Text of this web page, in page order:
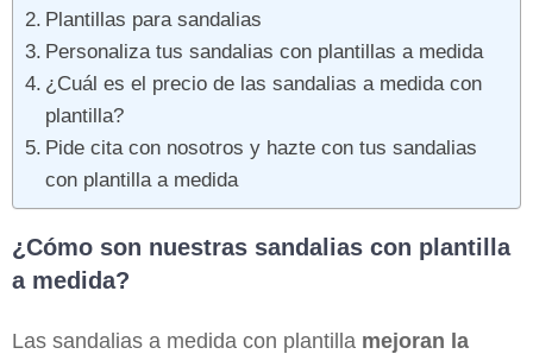
Plantillas para sandalias
Personaliza tus sandalias con plantillas a medida
¿Cuál es el precio de las sandalias a medida con
plantilla​?
Pide cita con nosotros y hazte con tus sandalias
con plantilla a medida
¿Cómo son nuestras sandalias con plantilla
a medida?
Las sandalias a medida con plantilla mejoran la